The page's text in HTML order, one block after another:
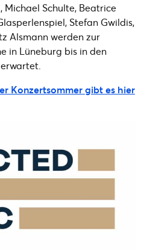
Michael Schulte, Beatrice
Stefan Gwildis,
Alsmann werden zur
in Lüneburg bis in den
Konzertsommer gibt es hier